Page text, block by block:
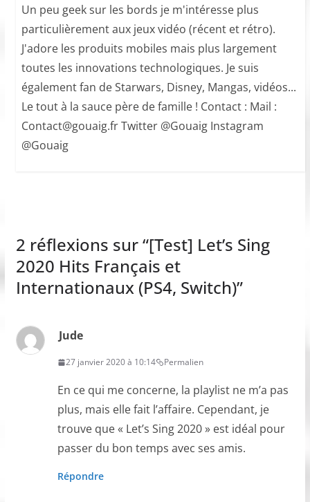
Un peu geek sur les bords je m'intéresse plus
particulièrement aux jeux vidéo (récent et rétro).
J'adore les produits mobiles mais plus largement
toutes les innovations technologiques. Je suis
également fan de Starwars, Disney, Mangas, vidéos...
Le tout à la sauce père de famille ! Contact : Mail :
Contact@gouaig.fr Twitter @Gouaig Instagram
@Gouaig
2 réflexions sur “[Test] Let’s Sing
2020 Hits Français et
Internationaux (PS4, Switch)”
Jude
27 janvier 2020 à 10:14 Permalien
En ce qui me concerne, la playlist ne m’a pas
plus, mais elle fait l’affaire. Cependant, je
trouve que « Let’s Sing 2020 » est idéal pour
passer du bon temps avec ses amis.
Répondre